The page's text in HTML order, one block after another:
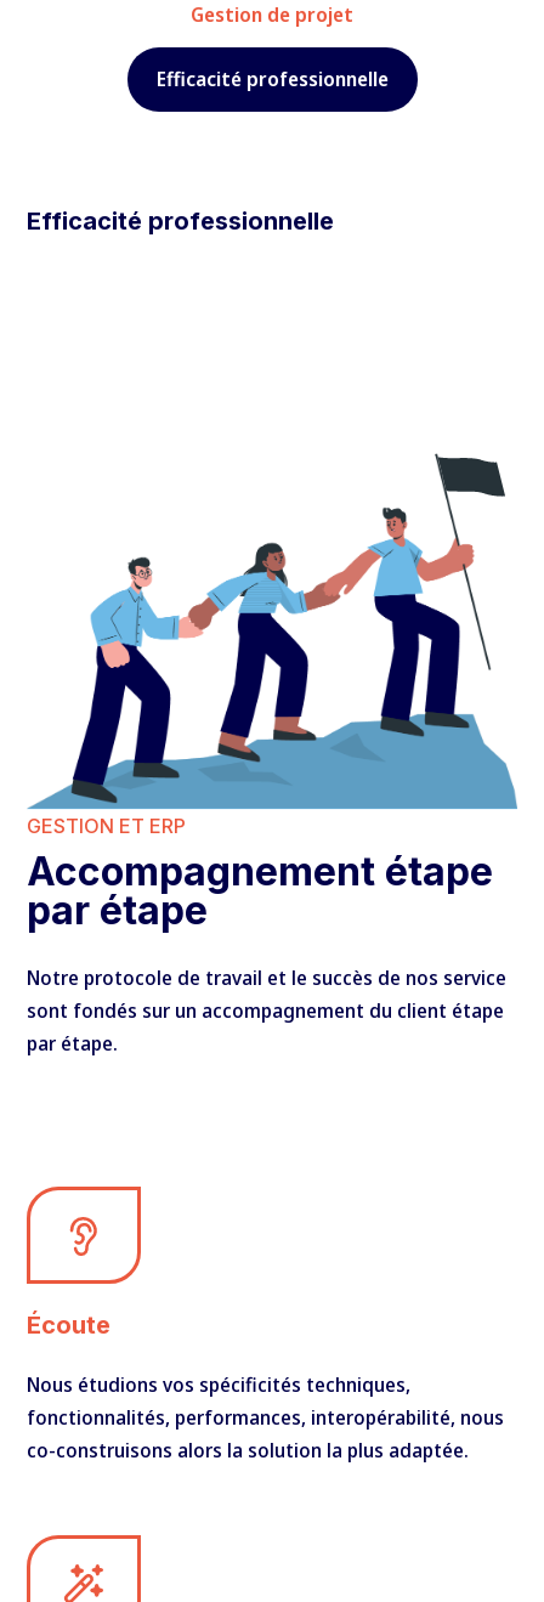
Gestion de projet
Efficacité professionnelle
Efficacité professionnelle
GESTION ET ERP
Accompagnement étape
par étape
Notre protocole de travail et le succès de nos service
sont fondés sur un accompagnement du client étape
par étape.
Écoute
Nous étudions vos spécificités techniques,
fonctionnalités, performances, interopérabilité, nous
co-construisons alors la solution la plus adaptée.